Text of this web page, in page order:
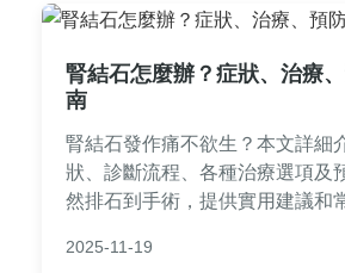
腎結石怎麼辦？症狀、治療
南
腎結石發作痛不欲生？本文詳細
狀、診斷流程、各種治療選項及
然排石到手術，提供實用建議和
2025-11-19